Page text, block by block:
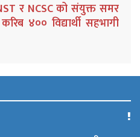
र NCSC को संयुक्त समर
४०० विद्यार्थी सहभागी